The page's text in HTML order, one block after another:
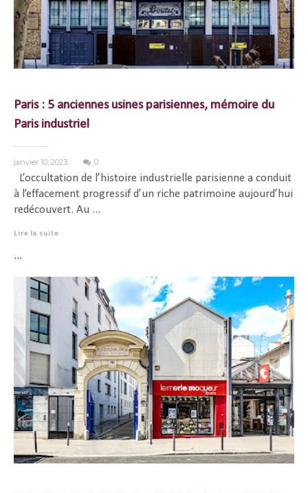
Paris : 5 anciennes usines parisiennes, mémoire du
Paris industriel
janvier 10, 2023 0
L’occultation de l’histoire industrielle parisienne a conduit
à l’effacement progressif d’un riche patrimoine aujourd’hui
redécouvert. Au ...
Lire la suite
...